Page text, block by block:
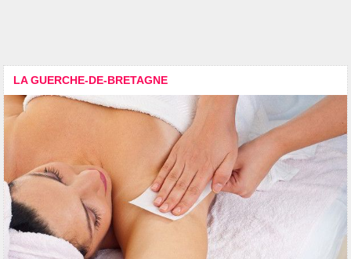
LA GUERCHE-DE-BRETAGNE